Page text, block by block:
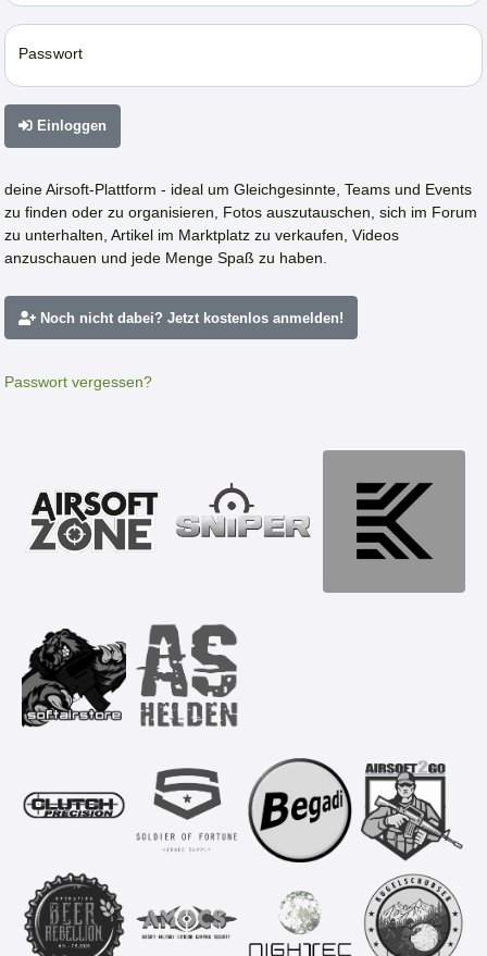
Passwort
Einloggen
deine Airsoft-Plattform - ideal um Gleichgesinnte, Teams und Events
zu finden oder zu organisieren, Fotos auszutauschen, sich im Forum
zu unterhalten, Artikel im Marktplatz zu verkaufen, Videos
anzuschauen und jede Menge Spaß zu haben.
Noch nicht dabei? Jetzt kostenlos anmelden!
Passwort vergessen?